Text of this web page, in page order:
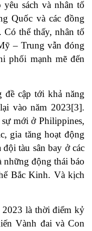
sách và nhân tố
Quốc và các đồng
. Có thể thấy, nhân tố
– Trung vẫn đóng
phối mạnh mẽ đến
cập tới khả năng
vào năm 2023[3].
mới ở Philippines,
gia tăng hoạt động
tàu sân bay ở các
động thái báo
Bắc Kinh. Và kịch
2023 là thời điểm kỷ
Vành đai và Con